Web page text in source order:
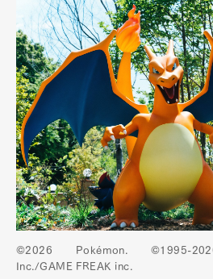
©2026 Pokémon. ©1995-
Inc./GAME FREAK inc.